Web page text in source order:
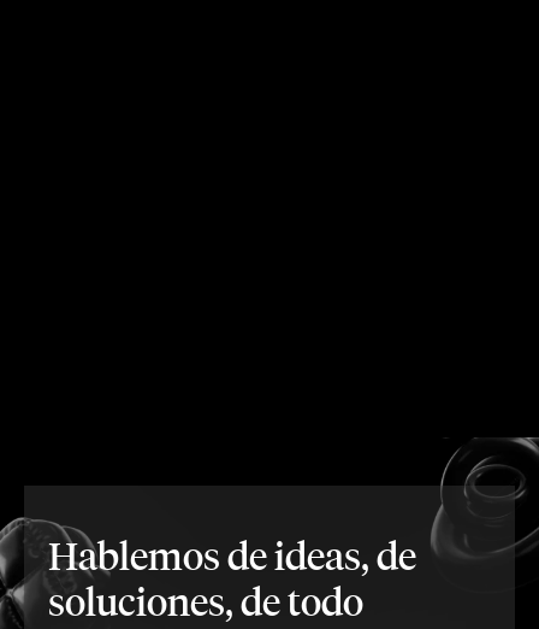
Hablemos de ideas, de
soluciones, de todo